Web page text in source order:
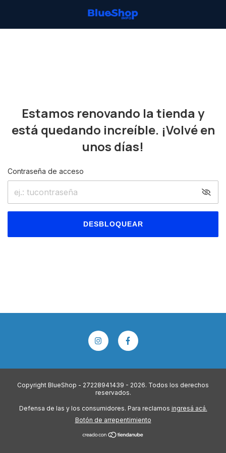
Estamos renovando la tienda y
está quedando increíble. ¡Volvé en
unos días!
Contraseña de acceso
DESBLOQUEAR
Copyright BlueShop - 27228941439 - 2026. Todos los derechos
reservados.
Defensa de las y los consumidores. Para reclamos ingresá acá.
Botón de arrepentimiento